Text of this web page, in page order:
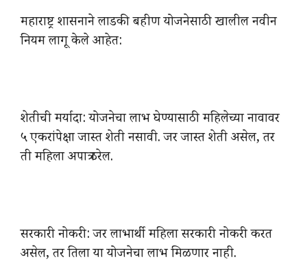
महाराष्ट्र शासनाने लाडकी बहीण योजनेसाठी खालील नवीन
नियम लागू केले आहेत:
शेतीची मर्यादा: योजनेचा लाभ घेण्यासाठी महिलेच्या नावावर
५ एकरांपेक्षा जास्त शेती नसावी. जर जास्त शेती असेल, तर
ती महिला अपात्र ठरेल.
सरकारी नोकरी: जर लाभार्थी महिला सरकारी नोकरी करत
असेल, तर तिला या योजनेचा लाभ मिळणार नाही.